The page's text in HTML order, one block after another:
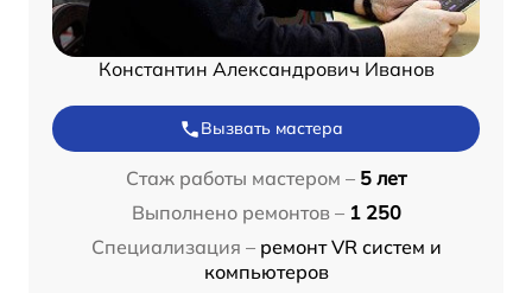
Константин Александрович Иванов
Вызвать мастера
Стаж работы мастером – 5 лет
Выполнено ремонтов – 1 250
Специализация – ремонт VR систем и
компьютеров